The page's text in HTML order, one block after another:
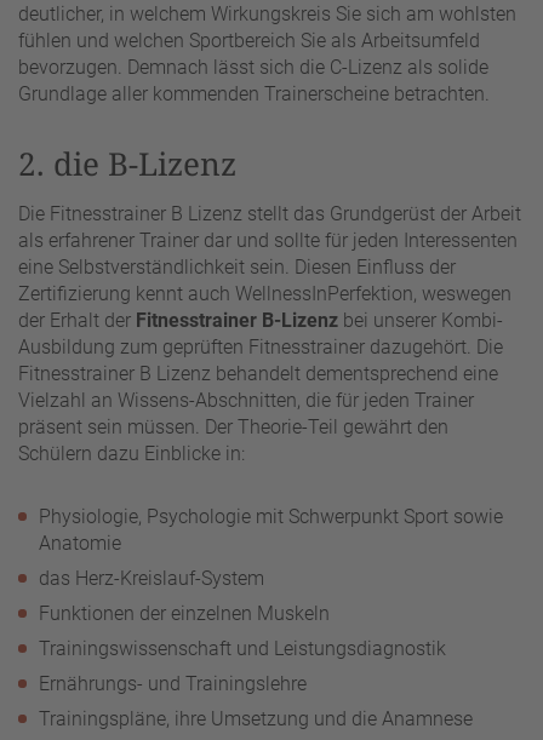
deutlicher, in welchem Wirkungskreis Sie sich am wohlsten
fühlen und welchen Sportbereich Sie als Arbeitsumfeld
bevorzugen. Demnach lässt sich die C-Lizenz als solide
Grundlage aller kommenden Trainerscheine betrachten.
2. die B-Lizenz
Die Fitnesstrainer B Lizenz stellt das Grundgerüst der Arbeit
als erfahrener Trainer dar und sollte für jeden Interessenten
eine Selbstverständlichkeit sein. Diesen Einfluss der
Zertifizierung kennt auch WellnessInPerfektion, weswegen
der Erhalt der Fitnesstrainer B-Lizenz bei unserer Kombi-
Ausbildung zum geprüften Fitnesstrainer dazugehört. Die
Fitnesstrainer B Lizenz behandelt dementsprechend eine
Vielzahl an Wissens-Abschnitten, die für jeden Trainer
präsent sein müssen. Der Theorie-Teil gewährt den
Schülern dazu Einblicke in:
Physiologie, Psychologie mit Schwerpunkt Sport sowie
Anatomie
das Herz-Kreislauf-System
Funktionen der einzelnen Muskeln
Trainingswissenschaft und Leistungsdiagnostik
Ernährungs- und Trainingslehre
Trainingspläne, ihre Umsetzung und die Anamnese